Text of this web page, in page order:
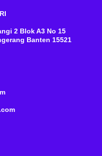
2 Blok A3 No 15
Banten 15521